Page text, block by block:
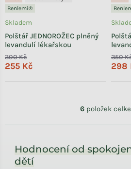
Benlemi®
Polštář JEDNOROŽEC plněný
levandulí lékařskou
Skladem
300 Kč
255 Kč
350
298
6položek
Hodnocení od
dětí